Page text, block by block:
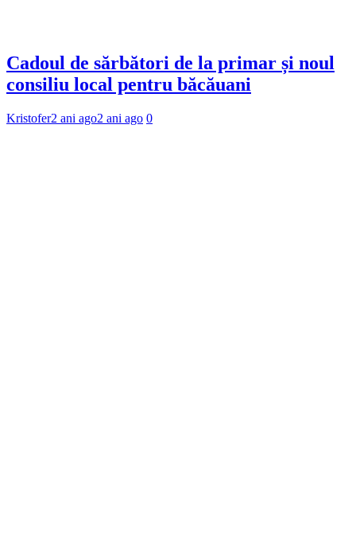
Cadoul de sărbători de la primar și noul
consiliu local pentru băcăuani
Kristofer2 ani ago2 ani ago 0